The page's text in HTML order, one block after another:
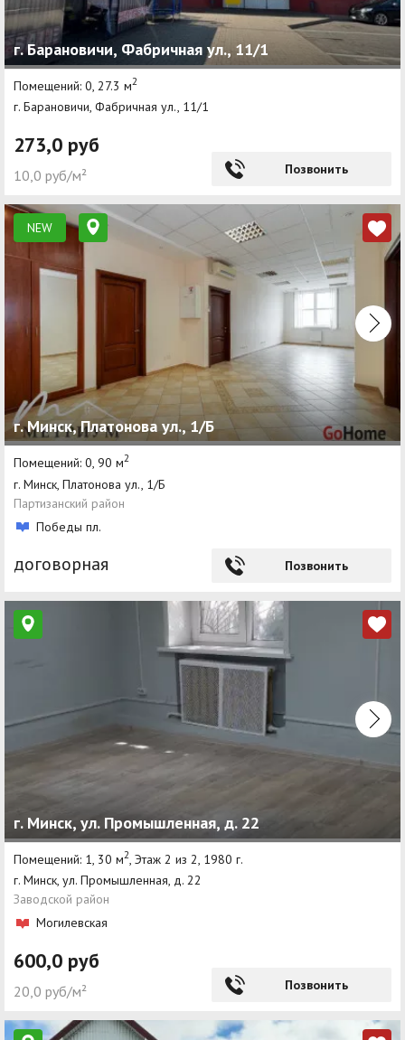
г. Барановичи, Фабричная ул., 11/1
Помещений: 0, 27.3 м2
г. Барановичи, Фабричная ул., 11/1
273,0 руб
10,0 руб/м² Позвонить
NEW
г. Минск, Платонова ул., 1/Б
Помещений: 0, 90 м2
г. Минск, Платонова ул., 1/Б
Партизанский район
Победы пл.
договорная Позвонить
г. Минск, ул. Промышленная, д. 22
Помещений: 1, 30 м2 , Этаж 2 из 2, 1980 г.
г. Минск, ул. Промышленная, д. 22
Заводской район
Могилевская
600,0 руб
20,0 руб/м² Позвонить